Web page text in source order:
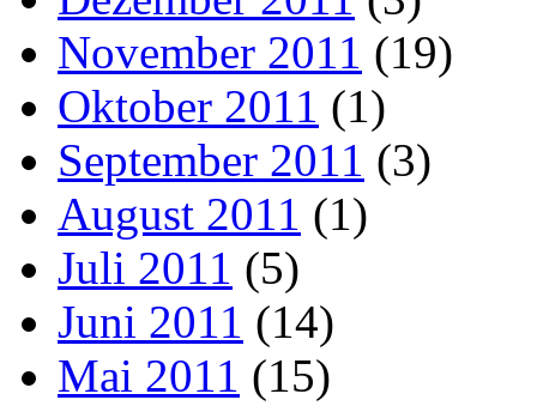
November 2011 (19)
Oktober 2011 (1)
September 2011 (3)
August 2011 (1)
Juli 2011 (5)
Juni 2011 (14)
Mai 2011 (15)